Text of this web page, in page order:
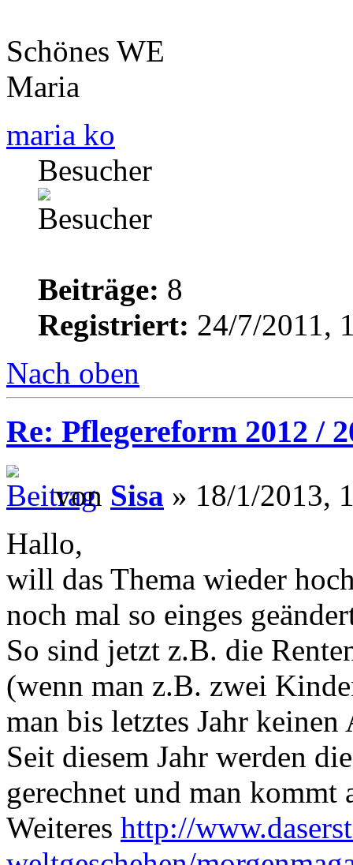
Schönes WE
Maria
maria ko
Besucher
Beiträge: 8
Registriert: 24/7/2011,
Nach oben
Re: Pflegereform 2012 /
von Sisa » 18/1/2013,
Hallo,
will das Thema wieder
noch mal so einges
So sind jetzt z.B. die
(wenn man z.B. zwei
man bis letztes Jahr
Seit diesem Jahr werden
gerechnet und man kommt
Weiteres http://